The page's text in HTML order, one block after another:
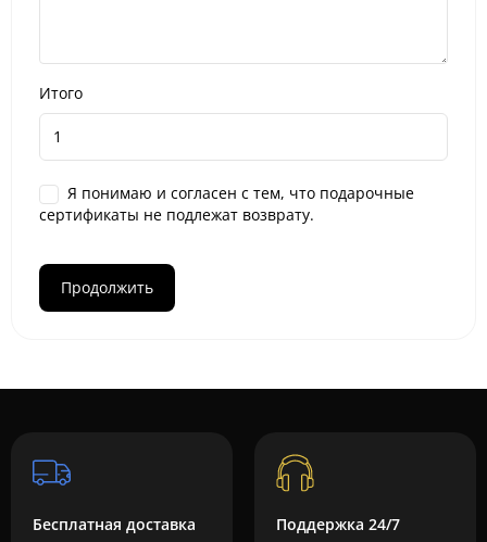
Итого
Я понимаю и согласен с тем, что подарочные
сертификаты не подлежат возврату.
Бесплатная доставка Поддержка 24/7